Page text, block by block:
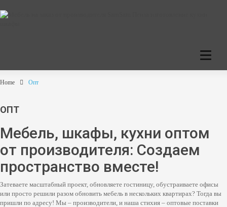
C
a
t
s
Home Опт
ОПТ
Мебель, шкафы, кухни оптом
от производителя: Создаем
пространство вместе!
Затеваете масштабный проект, обновляете гостиницу, обустраиваете офисы
или просто решили разом обновить мебель в нескольких квартирах? Тогда вы
пришли по адресу! Мы – производители, и наша стихия – оптовые поставки